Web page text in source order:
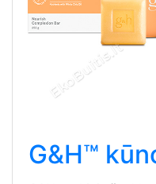
G&H™